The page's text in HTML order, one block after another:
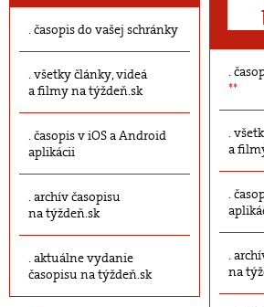
časopis do vašej schránky
všetky články, videá
a filmy na týždeň.sk
časopis v iOS a Android
aplikácii
archív časopisu
na týždeň.sk
aktuálne vydanie
časopisu na týždeň.sk
**
a
na